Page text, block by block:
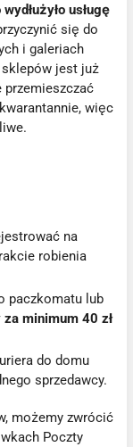
usługę
się do
i galeriach
jest już
przemieszczać
więc
na
robienia
paczkomatu lub
minimum 40 zł
do domu
sprzedawcy.
możemy zwrócić
Poczty